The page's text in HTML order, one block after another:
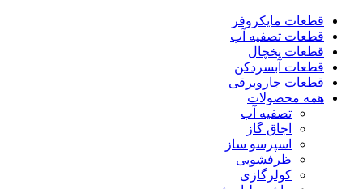
قطعات مایکروفر
قطعات تصفیه آب
قطعات یخچال
قطعات آبسردکن
قطعات جاروبرقی
همه محصولات
تصفیه آب
اجاق گاز
اسپرسو ساز
ظرفشویی
کولرگازی